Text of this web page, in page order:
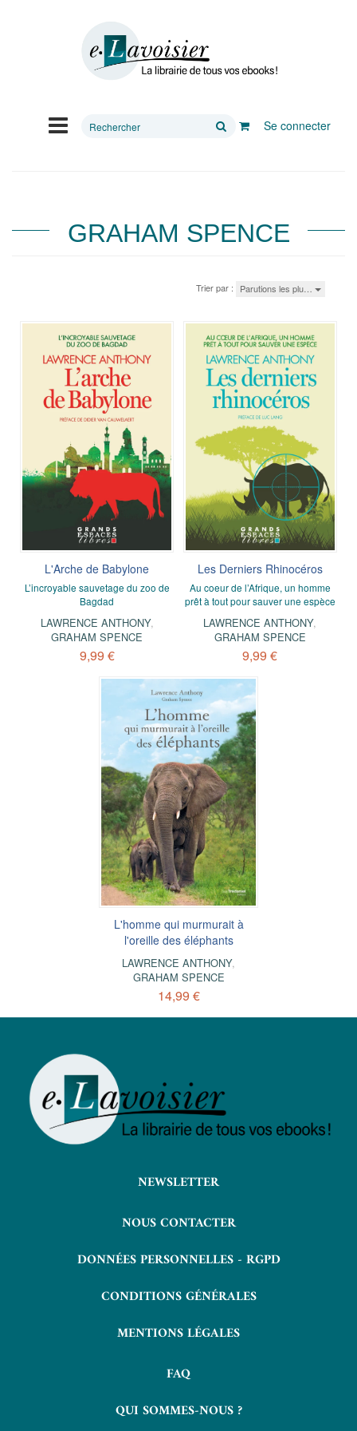
Rechercher
Se connecter
GRAHAM SPENCE
Trier par : Parutions les plu…
L'Arche de Babylone
L’incroyable sauvetage du zoo de
Bagdad
LAWRENCE ANTHONY,
GRAHAM SPENCE
9,99 €
Les Derniers Rhinocéros
Au coeur de l’Afrique, un homme
prêt à tout pour sauver une espèce
LAWRENCE ANTHONY,
GRAHAM SPENCE
9,99 €
L'homme qui murmurait à
l'oreille des éléphants
LAWRENCE ANTHONY,
GRAHAM SPENCE
14,99 €
NEWSLETTER
NOUS CONTACTER
DONNÉES PERSONNELLES - RGPD
CONDITIONS GÉNÉRALES
MENTIONS LÉGALES
FAQ
QUI SOMMES-NOUS ?